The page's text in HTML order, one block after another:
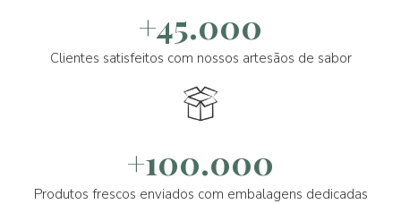
+45.000
Clientes satisfeitos com nossos artesãos de sabor
+100.000
Produtos frescos enviados com embalagens dedicadas